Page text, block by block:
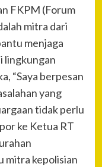
FKPM (Forum
mitra dari
menjaga
lingkungan
“Saya berpesan
yang
tidak perlu
ke Ketua RT
mitra kepolisian